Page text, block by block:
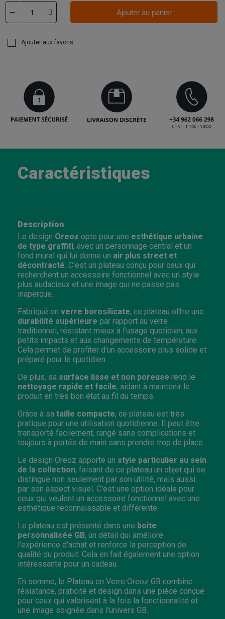
Ajouter au panier
Ajouter aux favoris
Caractéristiques
Description
Le design Oreoz opte pour une esthétique urbaine
de type graffiti, avec un personnage central et un
fond mural qui lui donne un air plus street et
décontracté . C'est un plateau conçu pour ceux qui
recherchent un accessoire fonctionnel avec un style
plus audacieux et une image qui ne passe pas
inaperçue.
Fabriqué en verre borosilicate, ce plateau offre une
durabilité supérieure par rapport au verre
traditionnel, résistant mieux à l'usage quotidien, aux
petits impacts et aux changements de température.
Cela permet de profiter d'un accessoire plus solide et
préparé pour le quotidien.
De plus, sa surface lisse et non poreuse rend le
nettoyage rapide et facile, aidant à maintenir le
produit en très bon état au fil du temps.
Grâce à sa taille compacte, ce plateau est très
pratique pour une utilisation quotidienne. Il peut être
transporté facilement, rangé sans complications et
toujours à portée de main sans prendre trop de place.
Le design Oreoz apporte un style particulier au sein
de la collection, faisant de ce plateau un objet qui se
distingue non seulement par son utilité, mais aussi
par son aspect visuel. C'est une option idéale pour
ceux qui veulent un accessoire fonctionnel avec une
esthétique reconnaissable et différente.
Le plateau est présenté dans une boîte
personnalisée GB, un détail qui améliore
l'expérience d'achat et renforce la perception de
qualité du produit. Cela en fait également une option
intéressante pour un cadeau.
En somme, le Plateau en Verre Oreoz GB combine
résistance, praticité et design dans une pièce conçue
pour ceux qui valorisent à la fois la fonctionnalité et
une image soignée dans l'univers GB.